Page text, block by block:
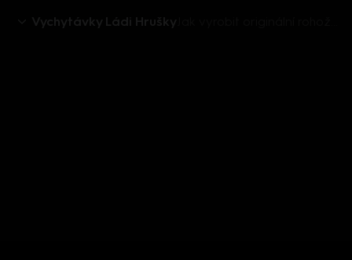
Vychytávky Ládi Hrušky